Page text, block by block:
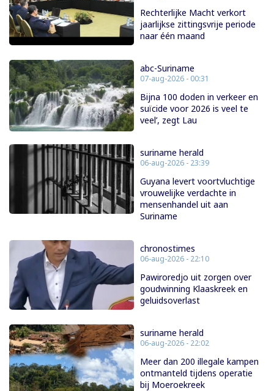
Rechterlijke Macht verkort
jaarlijkse zittingsvrije periode
naar één maand
abc-Suriname
07-aug-2026 - 00:31
Bijna 100 doden in verkeer en
suïcide voor 2026 is veel te
veel’, zegt Lau
suriname herald
06-aug-2026 - 23:39
Guyana levert voortvluchtige
vrouwelijke verdachte in
mensenhandel uit aan
Suriname
chronostimes
06-aug-2026 - 22:10
Pawiroredjo uit zorgen over
goudwinning Klaaskreek en
geluidsoverlast
suriname herald
06-aug-2026 - 22:02
Meer dan 200 illegale kampen
ontmanteld tijdens operatie
bij Moeroekreek